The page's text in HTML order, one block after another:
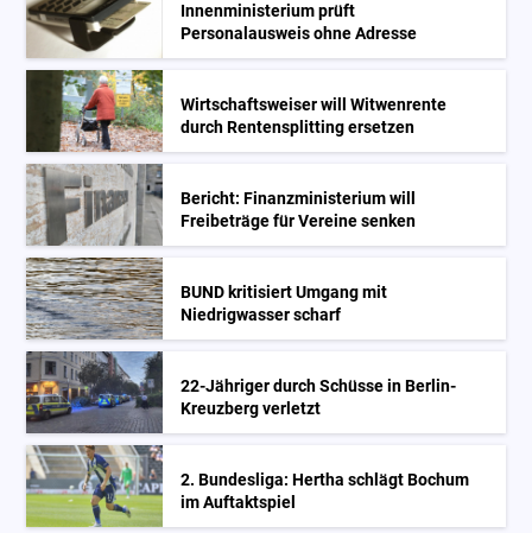
Innenministerium prüft
Personalausweis ohne Adresse
Wirtschaftsweiser will Witwenrente
durch Rentensplitting ersetzen
Bericht: Finanzministerium will
Freibeträge für Vereine senken
BUND kritisiert Umgang mit
Niedrigwasser scharf
22-Jähriger durch Schüsse in Berlin-
Kreuzberg verletzt
2. Bundesliga: Hertha schlägt Bochum
im Auftaktspiel